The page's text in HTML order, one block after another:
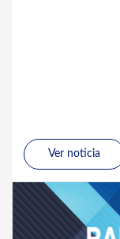
Ver noticia